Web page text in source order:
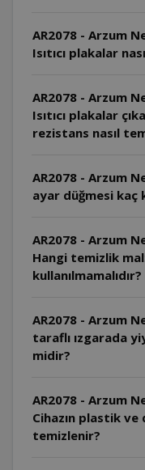
AR2078 - Arzum
Isıtıcı plakalar
AR2078 - Arzum
Isıtıcı plakalar
rezistans nasıl
AR2078 - Arzum
ayar düğmesi kaç
AR2078 - Arzum
Hangi temizlik
kullanılmamalıdır?
AR2078 - Arzum
taraflı ızgarada
midir?
AR2078 - Arzum
Cihazın plastik ve
temizlenir?